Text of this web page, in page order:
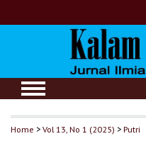
Home >Vol 13, No 1 (2025) >Putri